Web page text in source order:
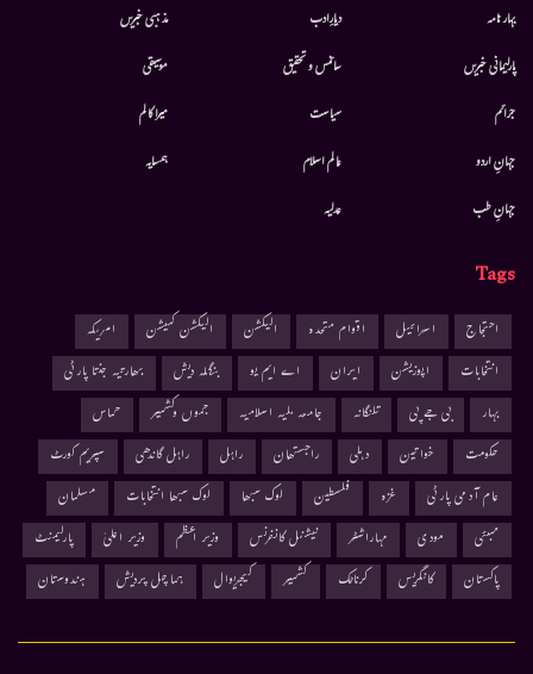
بہار نامہ
پارلیمانی خبریں
جرائم
جہانِ اردو
جہانِ طب
دیارِادب
سائنس و تحقیق
سیاست
عالم اسلام
عدلیہ
مذہبی خبریں
موسيقى
میرا کالم
ہمسایہ
Tags
احتجاج اسرائیل اقوام متحدہ الیکشن الیکشن کمیشن
امریکہ
انتخابات
اپوزیشن ایران اے ایم یو بنگلہ دیش
بھارتیہ جنتا پارٹی
بہار
بی جے پی تلنگانہ جامعہ ملیہ اسلامیہ جموں وکشمیر
حماس
حکومت
خواتین دہلی راجستھان راہل راہل گاندھی
سپریم کورٹ
عام آدمی پارٹی
غزہ فلسطین لوک سبھا لوک سبھا انتخابات
مسلمان
ممبئی
مودی مہاراشٹر نیشنل کانفرنس وزیر اعظم وزیر اعلیٰ
پارلیمنٹ
پاکستان
کانگریس کرناٹک کشمیر کیجریوال ہماچل پردیش ہندوستان